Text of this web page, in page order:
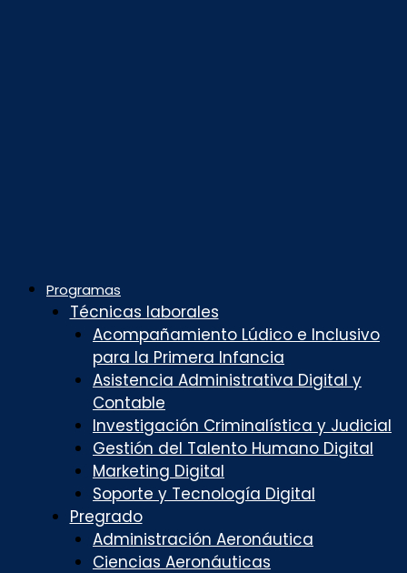
Programas
Técnicas laborales
Acompañamiento Lúdico e Inclusivo
para la Primera Infancia
Asistencia Administrativa Digital y
Contable
Investigación Criminalística y Judicial
Gestión del Talento Humano Digital
Marketing Digital
Soporte y Tecnología Digital
Pregrado
Administración Aeronáutica
Ciencias Aeronáuticas